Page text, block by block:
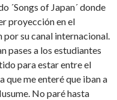
´Songs of Japan´ donde
proyección en el
su canal internacional.
pases a los estudiantes
para estar entre el
que me enteré que iban a
No paré hasta